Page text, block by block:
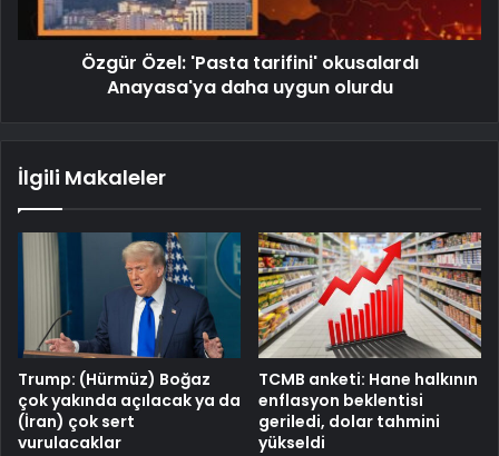
Özgür Özel: 'Pasta tarifini' okusalardı
Anayasa'ya daha uygun olurdu
İlgili Makaleler
Trump: (Hürmüz) Boğaz
çok yakında açılacak ya da
(İran) çok sert
vurulacaklar
TCMB anketi: Hane halkının
enflasyon beklentisi
geriledi, dolar tahmini
yükseldi